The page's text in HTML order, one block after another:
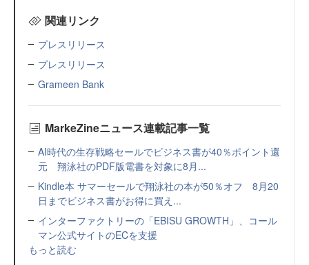
関連リンク
プレスリリース
プレスリリース
Grameen Bank
MarkeZineニュース連載記事一覧
AI時代の生存戦略セールでビジネス書が40％ポイント還
元 翔泳社のPDF版電書を対象に8月...
Kindle本 サマーセールで翔泳社の本が50％オフ 8月20
日までビジネス書がお得に買え...
インターファクトリーの「EBISU GROWTH」、コール
マン公式サイトのECを支援
もっと読む